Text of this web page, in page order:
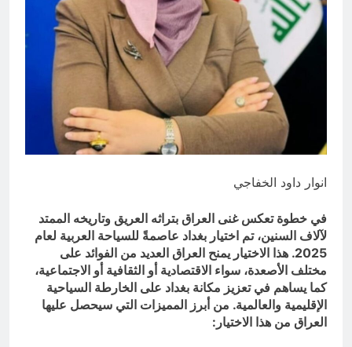
بتفكيكها ومواجهتها
3 ساعات Ago
انوار داود الخفاجي
في خطوة تعكس غنى العراق بتراثه العريق وتاريخه الممتد
لآلاف السنين، تم اختيار بغداد عاصمةً للسياحة العربية لعام
2025. هذا الاختيار يمنح العراق العديد من الفوائد على
مختلف الأصعدة، سواء الاقتصادية أو الثقافية أو الاجتماعية،
كما يساهم في تعزيز مكانة بغداد على الخارطة السياحية
الإقليمية والعالمية. من أبرز المميزات التي سيحصل عليها
العراق من هذا الاختيار: